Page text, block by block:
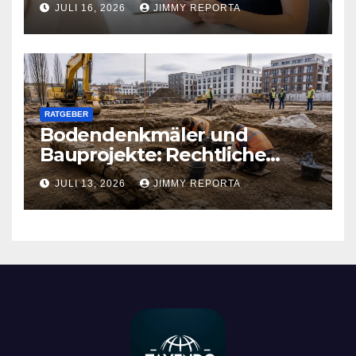
kann
JULI 16, 2026 JIMMY REPORTA
RATGEBER
Bodendenkmäler und
Bauprojekte: Rechtliche
Pflichten und praktischer
Ablauf
JULI 13, 2026 JIMMY REPORTA